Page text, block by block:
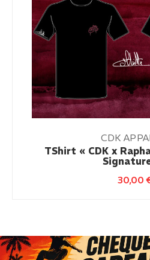
CDK
TShirt « CDK x
30,00